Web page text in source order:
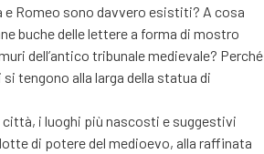
e Romeo sono davvero esistiti? A cosa
buche delle lettere a forma di mostro
dell’antico tribunale medievale? Perché
tengono alla larga della statua di
i luoghi più nascosti e suggestivi
di potere del medioevo, alla raffinata